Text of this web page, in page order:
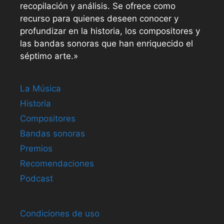
recopilación y análisis. Se ofrece como
recurso para quienes deseen conocer y
profundizar en la historia, los compositores y
las bandas sonoras que han enriquecido el
séptimo arte.»
La Música
Historia
Compositores
Bandas sonoras
Premios
Recomendaciones
Podcast
Condiciones de uso